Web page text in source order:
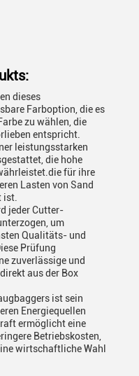
dieses
Farboption, die es
zu wählen, die
entspricht.
leistungsstarken
die hohe
für ihre
Lasten von Sand
ist.
jeder Cutter-
um
Qualitäts- und
Prüfung
zuverlässige und
aus der Box
ist sein
Energiequellen
ermöglicht eine
Betriebskosten,
wirtschaftliche Wahl